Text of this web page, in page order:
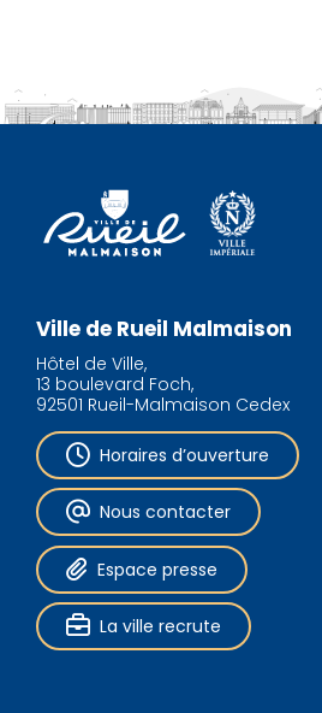
Ville de Rueil Malmaison
Hôtel de Ville,
13 boulevard Foch,
92501 Rueil-Malmaison Cedex
Horaires d’ouverture
Nous contacter
Espace presse
La ville recrute